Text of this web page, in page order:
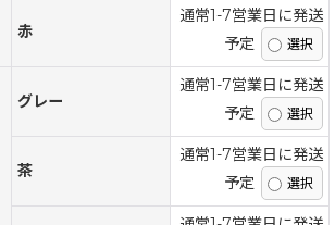
赤
通常1-7営業日に発送
予定
グレー
通常1-7営業日に発送
予定
茶
通常1-7営業日に発送
予定